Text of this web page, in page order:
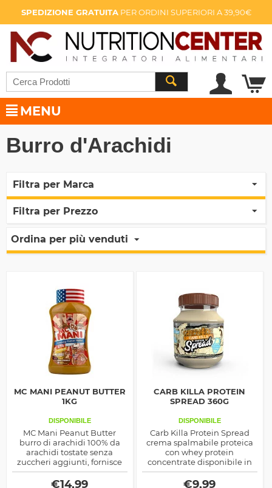
SPEDIZIONE GRATUITAPER ORDINI SUPERIORI A 39,90€
MENU
Burro d'Arachidi
Filtra per Marca
Filtra per Prezzo
Ordina per più venduti
MC MANI PEANUT BUTTER
1KG
DISPONIBILE
MC Mani Peanut Butter
burro di arachidi 100% da
arachidi tostate senza
zuccheri aggiunti, fornisce
proteine, energia e gusto ai
tuoi spuntini quotidiani
€14,99
CARB KILLA PROTEIN
SPREAD 360G
DISPONIBILE
Carb Killa Protein Spread
crema spalmabile proteica
con whey protein
concentrate disponibile in
tre diversi gusti, ottima
come supporto per gli
€9,99